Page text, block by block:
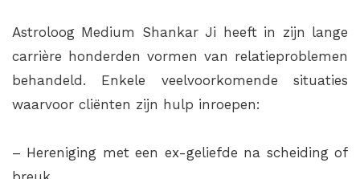
Astroloog Medium Shankar Ji heeft in zijn lange
carrière honderden vormen van relatieproblemen
behandeld. Enkele veelvoorkomende situaties
waarvoor cliënten zijn hulp inroepen:
– Hereniging met een ex-geliefde na scheiding of